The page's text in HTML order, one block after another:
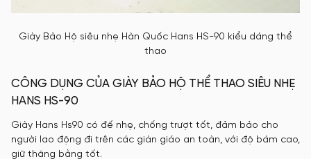
Giày Bảo Hộ siêu nhẹ Hàn Quốc Hans HS-90 kiểu dáng thể
thao
CÔNG DỤNG CỦA GIÀY BẢO HỘ THỂ THAO SIÊU NHẸ
HANS HS-90
Giày Hans Hs90 có đế nhẹ, chống trượt tốt, đảm bảo cho
người lao động đi trên các giàn giáo an toàn, với độ bám cao,
giữ thăng bằng tốt.